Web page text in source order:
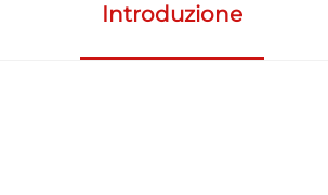
Introduzione